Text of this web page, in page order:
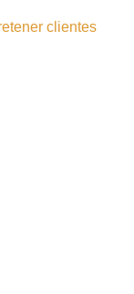
clientes